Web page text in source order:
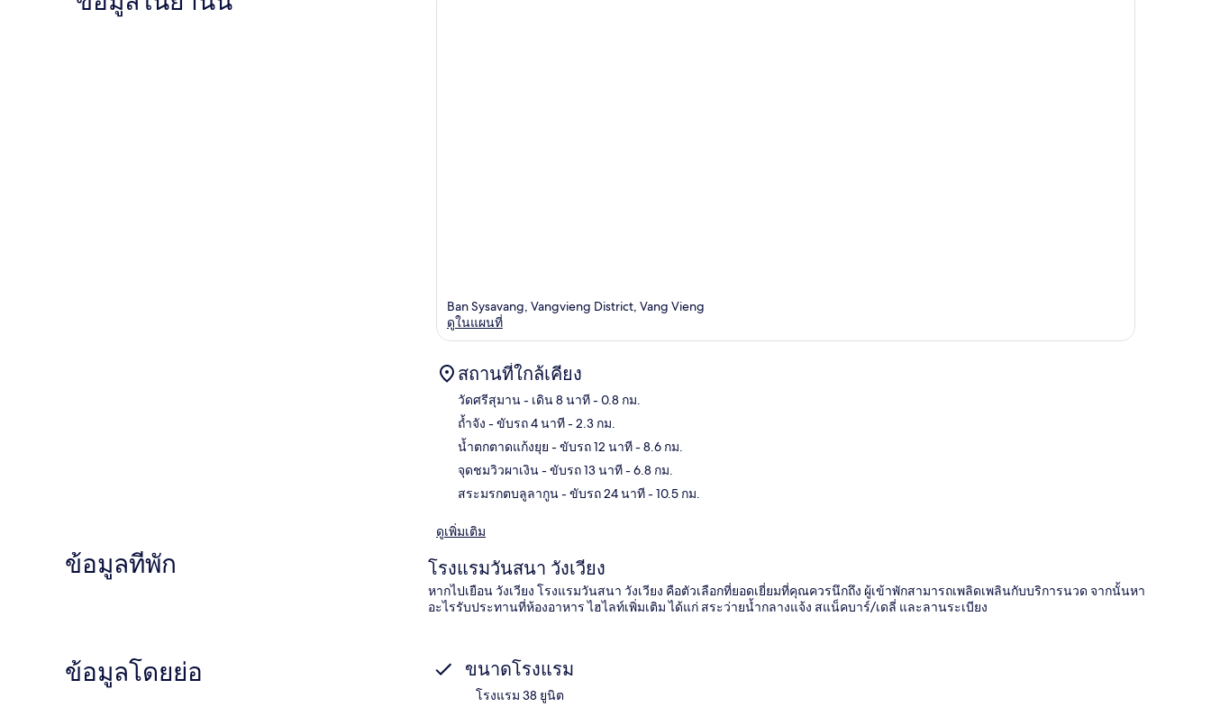
Ban Sysavang, Vangvieng District, Vang Vieng
ดูในแผนที่
สถานที่ใกล้เคียง
วัดศรีสุมาน- เดิน 8 นาที- 0.8 กม.
ถ้ำจัง - ขับรถ 4 นาที- 2.3 กม.
น้ำตกตาดแก้งยุย - ขับรถ 12 นาที- 8.6 กม.
จุดชมวิวผาเงิน- ขับรถ 13 นาที- 6.8 กม.
สระมรกตบลูลากูน- ขับรถ 24 นาที- 10.5 กม.
ดูเพิ่มเติม
ข้อมูลที่พัก โรงแรมวันสนา วังเวียง
หากไปเยือน วังเวียง โรงแรมวันสนา วังเวียง คือตัวเลือกที่ยอดเยี่ยมที่คุณควรนึกถึง ผู้เข้าพักสามารถเพลิดเพลินกับบริการนวด จากนั้นหา
อะไรรับประทานที่ห้องอาหาร ไฮไลท์เพิ่มเติม ได้แก่ สระว่ายน้ำกลางแจ้ง สแน็คบาร์/เดลี่ และลานระเบียง
ข้อมูลโดยย่อ ขนาดโรงแรม
โรงแรม 38 ยูนิต